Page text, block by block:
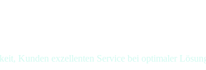
Kunden exzellenten Service bei optimaler